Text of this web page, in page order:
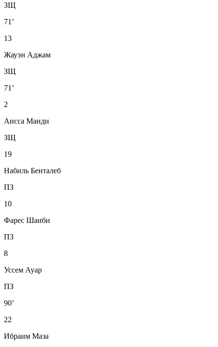
ЗЩ
71’
13
Жауэн Аджам
ЗЩ
71’
2
Аисса Манди
ЗЩ
19
Набиль Бенталеб
ПЗ
10
Фарес Шаиби
ПЗ
8
Уссем Ауар
ПЗ
90’
22
Ибраим Маза